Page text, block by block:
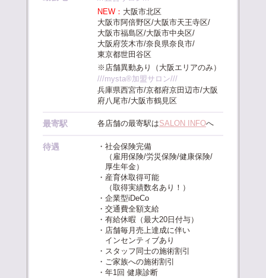
NEW： 大阪市北区
大阪市阿倍野区/大阪市天王寺区/
大阪市福島区/大阪市中央区/
大阪府茨木市/奈良県奈良市/
東京都世田谷区
※店舗異動あり（大阪エリアのみ）
///mysta®加盟サロン///
兵庫県西宮市/京都府京田辺市/大阪
府八尾市/大阪市鶴見区
最寄駅 各店舗の最寄駅はSALON INFOへ
待遇
・社会保険完備
（雇用保険/労災保険/健康保険/
厚生年金）
・産育休取得可能
（取得実績数名あり！）
・企業型iDeCo
・交通費全額支給
・有給休暇（最大20日付与）
・店舗毎月売上達成に伴い
インセンティブあり
・スタッフ同士の施術割引
・ご家族への施術割引
・年1回 健康診断